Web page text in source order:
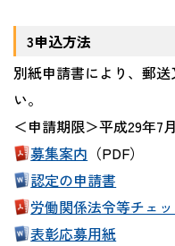
3申込方法
別紙申請書により、郵
い。
＜申請期限＞平成29年7
募集案内 （PDF）
認定の申請書
労働関係法令等チェ
表彰応募用紙